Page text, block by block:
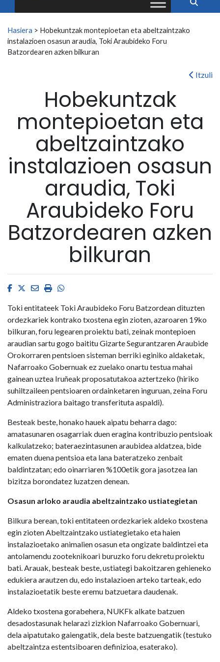
Search for:
Hasiera > Hobekuntzak montepioetan eta abeltzaintzako
instalazioen osasun araudia, Toki Araubideko Foru
Batzordearen azken bilkuran
Itzuli
Hobekuntzak
montepioetan eta
abeltzaintzako
instalazioen osasun
araudia, Toki
Araubideko Foru
Batzordearen azken
bilkuran
Facebook
Twitter
EmailImprimirWhatsapp
Toki entitateek Toki Araubideko Foru Batzordean dituzten
ordezkariek kontrako txostena egin zioten, azaroaren 19ko
bilkuran, foru legearen proiektu bati, zeinak montepioen
araudian sartu gogo baititu Gizarte Segurantzaren Araubide
Orokorraren pentsioen sisteman berriki eginiko aldaketak,
Nafarroako Gobernuak ez zuelako onartu testua mahai
gainean uztea Iruñeak proposatutakoa aztertzeko (hiriko
suhiltzaileen pentsioaren ordainketaren inguruan, zeina Foru
Administraziora baitago transferituta aspaldi).
Besteak beste, honako hauek aipatu beharra dago:
amatasunaren osagarriak duen eragina kontribuzio pentsioak
kalkulatzeko; bateraezintasunen araubidea aldatzea, bide
ematen duena pentsioa eta lana bateratzeko zenbait
baldintzatan; edo oinarriaren %100etik gora jasotzea lan
bizitza borondatez luzatzen denean.
Osasun arloko araudia abeltzaintzako ustiategietan
Bilkura berean, toki entitateen ordezkariek aldeko txostena
egin zioten Abeltzaintzako ustiategietako eta haien
instalazioetako animalien osasun eta ongizate baldintzei eta
antolamendu zooteknikoari buruzko foru dekretu proiektu
bati. Arauak, besteak beste, ustiategi bakoitzaren gehieneko
edukiera arautzen du, edo instalazioen arteko tarteak, edo
instalazioetatik beste eremu batzuetara daudenak.
Aldeko txostena gorabehera, NUKFk alkate batzuen
desadostasunak helarazi zizkion Nafarroako Gobernuari,
dela aipatutako gaiengatik, dela beste batzuengatik (testuko
abeltzaintza estentsiboaren definizioa, esaterako).